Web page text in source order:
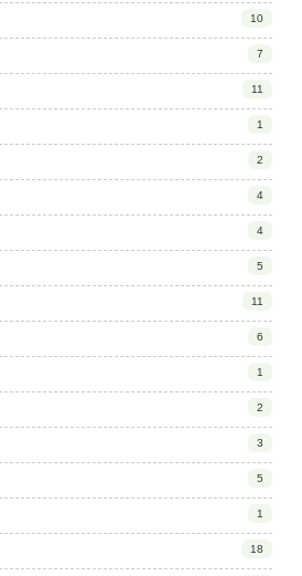
10
7
11
1
2
4
4
5
11
6
1
2
3
5
1
18